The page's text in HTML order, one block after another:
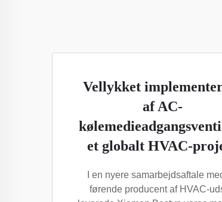
Vellykket
af AC-
et globalt HVAC-
I en nyere samarbejdsaftale
førende producent af HVAC-